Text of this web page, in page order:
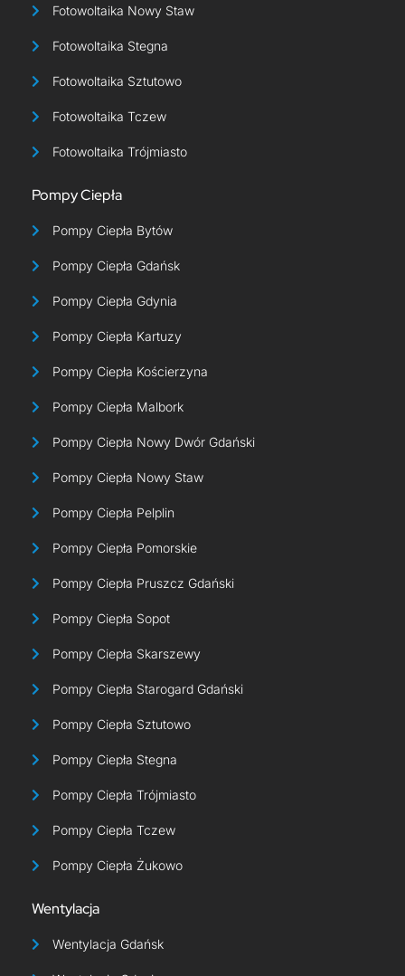
Fotowoltaika Nowy Staw
Fotowoltaika Stegna
Fotowoltaika Sztutowo
Fotowoltaika Tczew
Fotowoltaika Trójmiasto
Pompy Ciepła
Pompy Ciepła Bytów
Pompy Ciepła Gdańsk
Pompy Ciepła Gdynia
Pompy Ciepła Kartuzy
Pompy Ciepła Kościerzyna
Pompy Ciepła Malbork
Pompy Ciepła Nowy Dwór Gdański
Pompy Ciepła Nowy Staw
Pompy Ciepła Pelplin
Pompy Ciepła Pomorskie
Pompy Ciepła Pruszcz Gdański
Pompy Ciepła Sopot
Pompy Ciepła Skarszewy
Pompy Ciepła Starogard Gdański
Pompy Ciepła Sztutowo
Pompy Ciepła Stegna
Pompy Ciepła Trójmiasto
Pompy Ciepła Tczew
Pompy Ciepła Żukowo
Wentylacja
Wentylacja Gdańsk